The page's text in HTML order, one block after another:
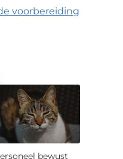
voorbereiding
bewust